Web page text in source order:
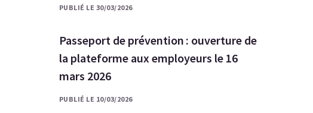
PUBLIÉ LE 30/03/2026
Passeport de prévention : ouverture de
la plateforme aux employeurs le 16
mars 2026
PUBLIÉ LE 10/03/2026